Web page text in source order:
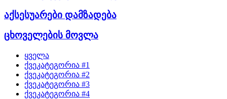
აქსესუარები დამზადება
ცხოველების მოვლა
ყველა
ქვეკატეგორია #1
ქვეკატეგორია #2
ქვეკატეგორია #3
ქვეკატეგორია #4